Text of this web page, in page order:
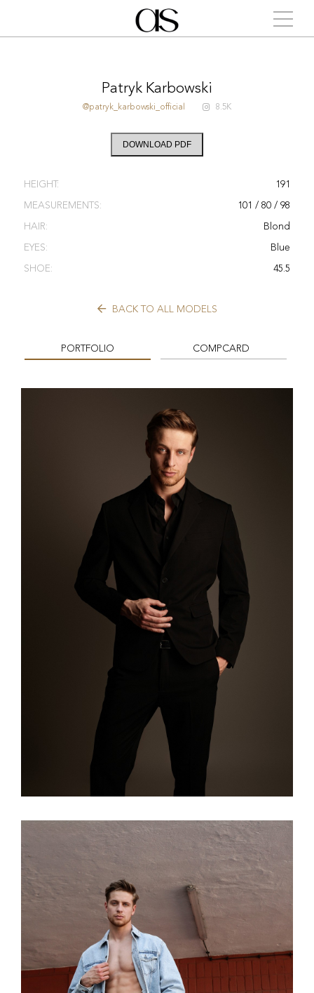
Patryk Karbowski
@patryk_karbowski_official 8.5K
DOWNLOAD PDF
HEIGHT: 191
MEASUREMENTS: 101 / 80 / 98
HAIR: Blond
EYES: Blue
SHOE: 45.5
BACK TO ALL MODELS
PORTFOLIO COMPCARD